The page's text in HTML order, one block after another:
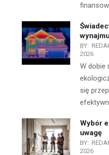
BY:
2026
W dobie
się
Wybór
uwagę
BY:
2026